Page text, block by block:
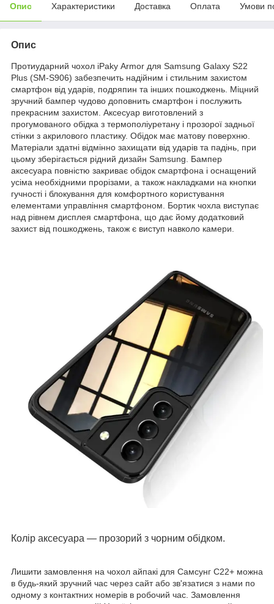
Опис Характеристики Доставка Оплата Умови
Опис
Протиударний чохол iPaky Armor для Samsung Galaxy S22
Plus (SM-S906) забезпечить надійним і стильним захистом
смартфон від ударів, подряпин та інших пошкоджень. Міцний
зручний бампер чудово доповнить смартфон і послужить
прекрасним захистом. Аксесуар виготовлений з
прогумованого обідка з термополіуретану і прозорої задньої
стінки з акрилового пластику. Обідок має матову поверхню.
Матеріали здатні відмінно захищати від ударів та падінь, при
цьому зберігається рідний дизайн Samsung. Бампер
аксесуара повністю закриває обідок смартфона і оснащений
усіма необхідними прорізами, а також накладками на кнопки
гучності і блокування для комфортного користування
елементами управління смартфоном. Бортик чохла виступає
над рівнем дисплея смартфона, що дає йому додатковий
захист від пошкоджень, також є виступ навколо камери.
Колір аксесуара — прозорий з чорним обідком.
Лишити замовлення на чохол айпакі для Самсунг С22+ можна
в будь-який зручний час через сайт або зв'язатися з нами по
одному з контактних номерів в робочий час. Замовлення